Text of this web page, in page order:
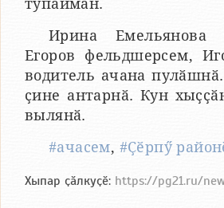
Ирина Емельянова
Егоров фельдшерсем,
водитель ачана
ҫине антарнӑ. Кун
вылянӑ.
#ачасем, #Ҫӗрпӳ
Хыпар ҫӑлкуҫӗ: https://pg21.ru/